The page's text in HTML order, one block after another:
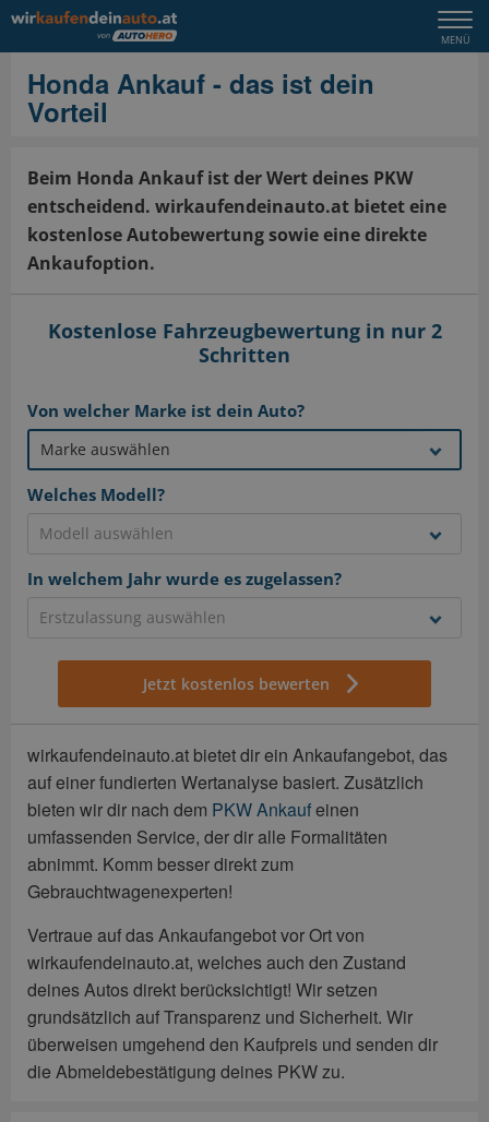
MENÜ
Honda Ankauf - das ist dein
Vorteil
Beim Honda Ankauf ist der Wert deines PKW
entscheidend. wirkaufendeinauto.at bietet eine
kostenlose Autobewertung sowie eine direkte
Ankaufoption.
Kostenlose Fahrzeugbewertung in nur 2
Schritten
Von welcher Marke ist dein Auto?
Welches Modell?
In welchem Jahr wurde es zugelassen?
Jetzt kostenlos bewerten
wirkaufendeinauto.at bietet dir ein Ankaufangebot, das
auf einer fundierten Wertanalyse basiert. Zusätzlich
bieten wir dir nach dem PKW Ankaufeinen
umfassenden Service, der dir alle Formalitäten
abnimmt. Komm besser direkt zum
Gebrauchtwagenexperten!
Vertraue auf das Ankaufangebot vor Ort von
wirkaufendeinauto.at, welches auch den Zustand
deines Autos direkt berücksichtigt! Wir setzen
grundsätzlich auf Transparenz und Sicherheit. Wir
überweisen umgehend den Kaufpreis und senden dir
die Abmeldebestätigung deines PKW zu.